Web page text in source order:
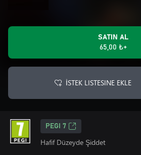
SATIN AL
65,00 ₺+
İSTEK LISTESINE EKLE
PEGI 7
Hafif Düzeyde Şiddet